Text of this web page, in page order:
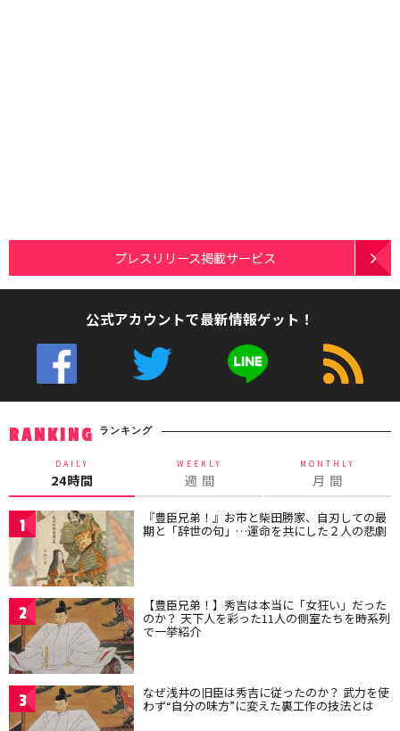
プレスリリース掲載サービス
公式アカウントで最新情報ゲット！
RANKING ランキング
DAILY
24時間
WEEKLY
週 間
MONTHLY
月 間
1 『豊臣兄弟！』お市と柴田勝家、自刃しての最
期と「辞世の句」…運命を共にした２人の悲劇
2 【豊臣兄弟！】秀吉は本当に「女狂い」だった
のか？ 天下人を彩った11人の側室たちを時系列
で一挙紹介
3 なぜ浅井の旧臣は秀吉に従ったのか？ 武力を使
わず“自分の味方”に変えた裏工作の技法とは